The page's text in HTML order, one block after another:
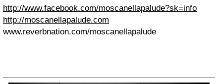
http://www.facebook.com/moscanellapalude?sk=info
http://moscanellapalude.com
www.reverbnation.com/moscanellapalude